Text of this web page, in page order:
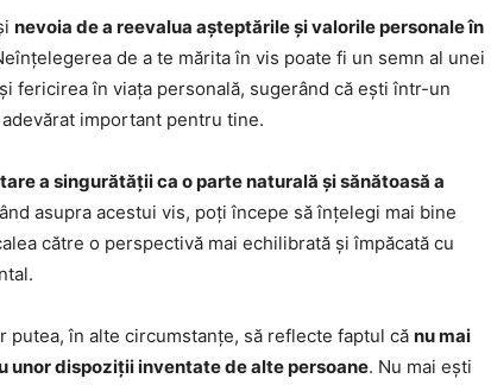
nevoia de a reevalua așteptările și valorile personale în
de a te mărita în vis poate fi un semn al unei
fericirea în viața personală, sugerând că ești într-un
important pentru tine.
a singurătății ca o parte naturală și sănătoasă a
asupra acestui vis, poți începe să înțelegi mai bine
către o perspectivă mai echilibrată și împăcată cu
putea, în alte circumstanțe, să reflecte faptul că nu mai
unor dispoziții inventate de alte persoane. Nu mai ești